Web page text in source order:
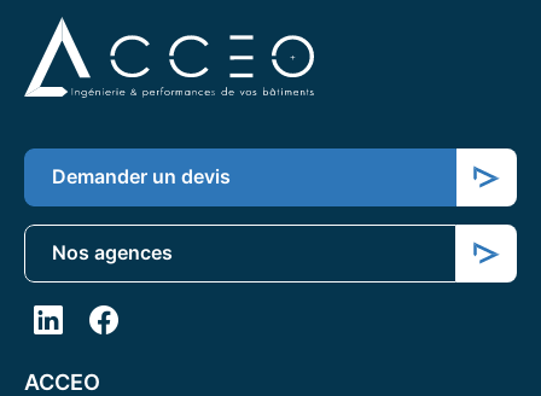
Demander un devis
Nos agences
ACCEO